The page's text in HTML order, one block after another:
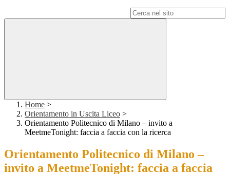
Home >
Orientamento in Uscita Liceo >
Orientamento Politecnico di Milano – invito a
MeetmeTonight: faccia a faccia con la ricerca
Orientamento Politecnico di Milano –
invito a MeetmeTonight: faccia a faccia